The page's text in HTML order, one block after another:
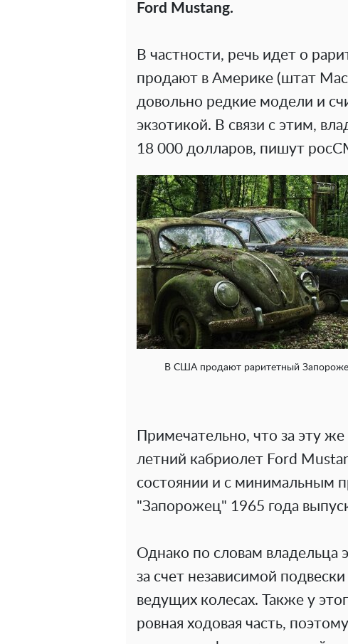
Ford Mustang.
В частности, речь идет о
продают в Америке (штат
довольно редкие модели и
экзотикой. В связи с этим,
18 000 долларов, пишут
В США продают раритетный
Примечательно, что за эту
летний кабриолет Ford
состоянии и с минимальным
"Запорожец" 1965 года
Однако по словам владельца
за счет независимой
ведущих колесах. Также у
ровная ходовая часть,